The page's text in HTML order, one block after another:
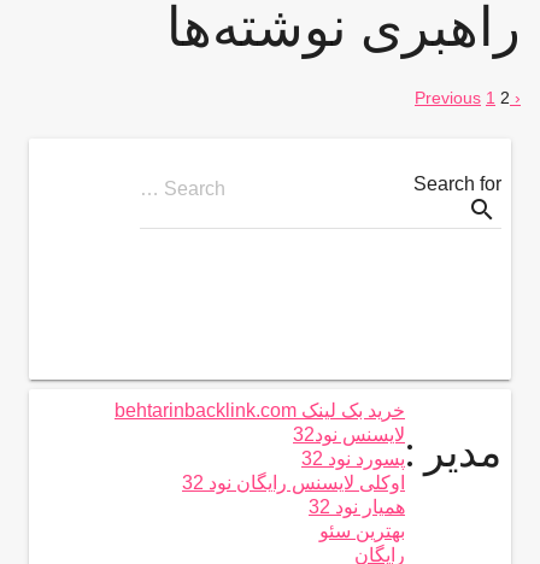
راهبری نوشته‌ها
‹ Previous
1 2
Search for
Search …
search
مدیر :
خرید بک لینک behtarinbacklink.com
لایسنس نود32
پسورد نود 32
اوکلی لایسنس رایگان نود 32
همیار نود 32
بهترین سئو
رایگان